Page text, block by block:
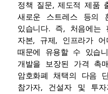
정책 질문, 제도적 제품
새로운 스트레스 등의
있습니다. 즉, 처음에는
자본, 규제, 인프라가 어
때문에 유용할 수 있습
개발을 보장된 가격 촉
암호화폐 채택의 다음
참가자, 건설자 및 투